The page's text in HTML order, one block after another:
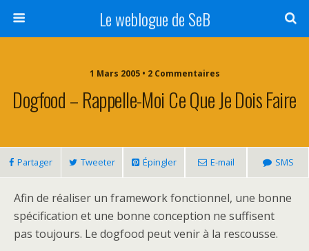
Le weblogue de SeB
1 Mars 2005 • 2 Commentaires
Dogfood – Rappelle-Moi Ce Que Je Dois Faire
Partager Tweeter Épingler E-mail SMS
Afin de réaliser un framework fonctionnel, une bonne
spécification et une bonne conception ne suffisent
pas toujours. Le dogfood peut venir à la rescousse.